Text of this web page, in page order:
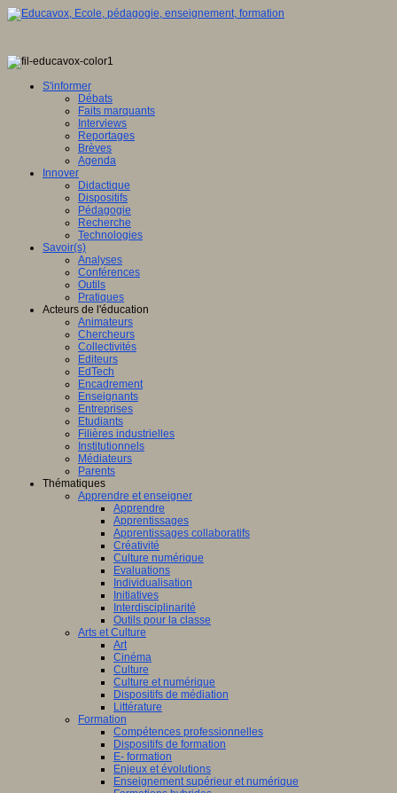
S'informer
Débats
Faits marquants
Interviews
Reportages
Brèves
Agenda
Innover
Didactique
Dispositifs
Pédagogie
Recherche
Technologies
Savoir(s)
Analyses
Conférences
Outils
Pratiques
Acteurs de l'éducation
Animateurs
Chercheurs
Collectivités
Editeurs
EdTech
Encadrement
Enseignants
Entreprises
Etudiants
Filières industrielles
Institutionnels
Médiateurs
Parents
Thématiques
Apprendre et enseigner
Apprendre
Apprentissages
Apprentissages collaboratifs
Créativité
Culture numérique
Evaluations
Individualisation
Initiatives
Interdisciplinarité
Outils pour la classe
Arts et Culture
Art
Cinéma
Culture
Culture et numérique
Dispositifs de médiation
Littérature
Formation
Compétences professionnelles
Dispositifs de formation
E- formation
Enjeux et évolutions
Enseignement supérieur et numérique